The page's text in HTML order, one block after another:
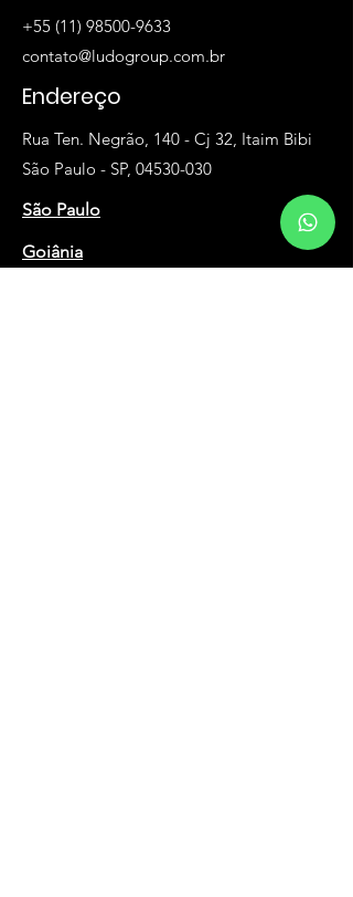
+55 (11) 98500-9633
contato@ludogroup.com.br
Endereço
Rua Ten. Negrão, 140 - Cj 32, Itaim Bibi
São Paulo - SP, 04530-030
São Paulo
Goiânia